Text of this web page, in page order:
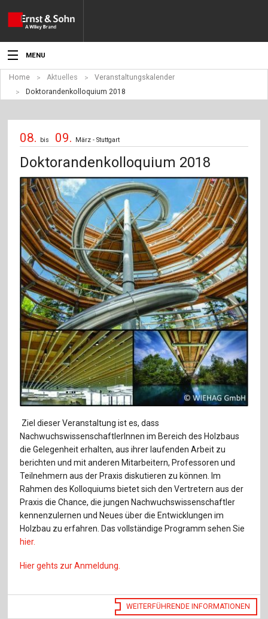
MENU
Aktuelles
Angebote
Fachgebiete
Produkte
Werben
Service
Für Autor:innen
Verlag
Sprache / Language: DE Sprache / Language: EN
Home Aktuelles
Veranstaltungskalender
Doktorandenkolloquium 2018
08. bis 09. März - Stuttgart
Doktorandenkolloquium 2018
Ziel dieser Veranstaltung ist es, dass
NachwuchswissenschaftlerInnen im Bereich des Holzbaus
die Gelegenheit erhalten, aus ihrer laufenden Arbeit zu
berichten und mit anderen Mitarbeitern, Professoren und
Teilnehmern aus der Praxis diskutieren zu können. Im
Rahmen des Kolloquiums bietet sich den Vertretern aus der
Praxis die Chance, die jungen Nachwuchswissenschaftler
kennenzulernen und Neues über die Entwicklungen im
Holzbau zu erfahren. Das vollständige Programm sehen Sie
hier.
Hier gehts zur Anmeldung.
WEITERFÜHRENDE INFORMATIONEN